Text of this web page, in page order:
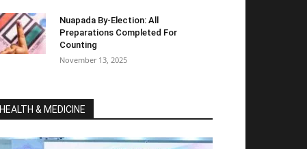
Nuapada By-Election: All
Preparations Completed For
Counting
November 13, 2025
HEALTH & MEDICINE